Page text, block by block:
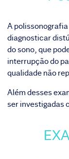
Apolissonografia
diagnosticar
do sono, que
interrupção do
qualidade não
Além desses
ser investigadas